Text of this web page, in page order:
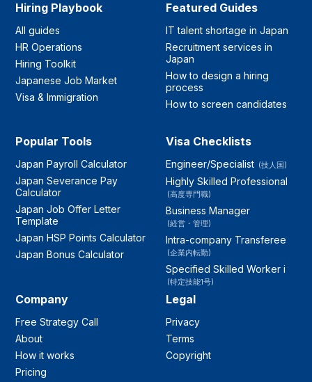
Hiring Playbook
All guides
HR Operations
Hiring Toolkit
Japanese Job Market
Visa & Immigration
Featured Guides
IT talent shortage in Japan
Recruitment services in
Japan
How to design a hiring
process
How to screen candidates
Popular Tools
Japan Payroll Calculator
Japan Severance Pay
Calculator
Japan Job Offer Letter
Template
Japan HSP Points Calculator
Japan Bonus Calculator
Visa Checklists
Engineer/Specialist (技人国)
Highly Skilled Professional
(高度専門職)
Business Manager
(経営・管理)
Intra-company Transferee
(企業内転勤)
Specified Skilled Worker i
(特定技能1号)
Company
Free Strategy Call
About
How it works
Pricing
Legal
Privacy
Terms
Copyright